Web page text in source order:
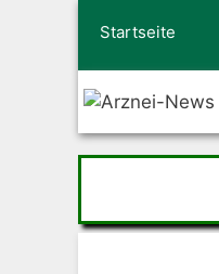
Startseite